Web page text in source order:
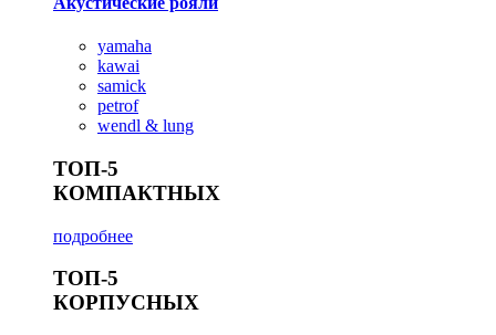
yamaha
kawai
samick
petrof
wendl & lung
ТОП-5
КОМПАКТНЫХ
подробнее
ТОП-5
КОРПУСНЫХ